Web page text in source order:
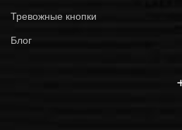
Тревожные кнопки
Блог